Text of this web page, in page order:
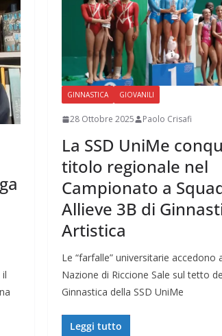
GINNASTICA GIOVANILI
28 Ottobre 2025 Paolo Crisafi
La SSD UniMe
titolo regionale nel
Campionato a
Allieve 3B di
Artistica
Le “farfalle” universitarie accedono
Nazione di Riccione Sale sul tetto
Ginnastica della SSD UniMe
Leggi tutto